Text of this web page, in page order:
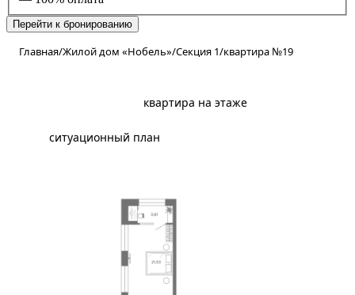
Перейти к бронированию
Главная/Жилой дом «Нобель»/Секция 1/квартира №19
квартира на этаже
ситуационный план